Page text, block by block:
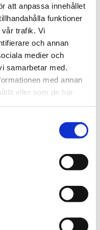
att anpassa innehållet
funktioner
trafik. Vi
och annan
medier och
samarbetar med.
med annan
eller som de har
sin
– i